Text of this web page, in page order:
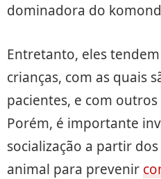
dominadora do
Entretanto, eles
crianças, com as quais
pacientes, e com
Porém, é importante
socialização a partir
animal para prevenir